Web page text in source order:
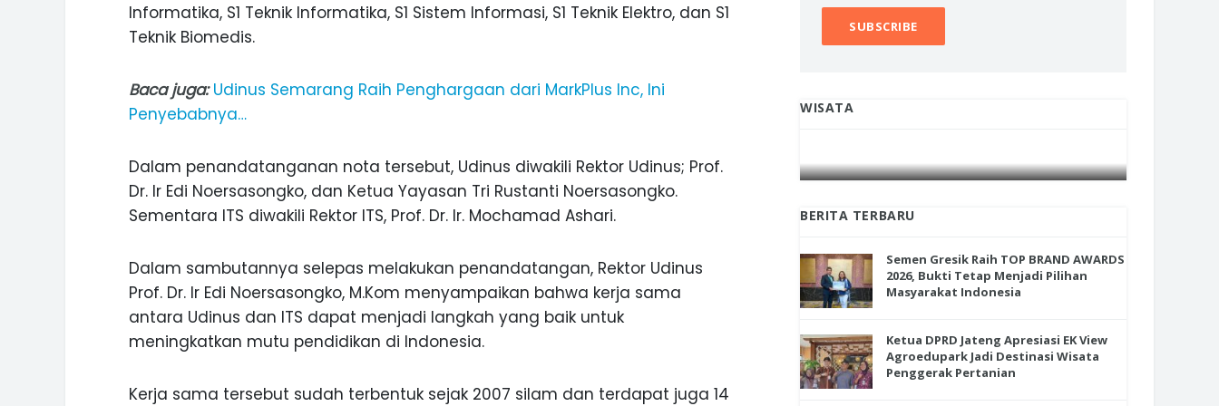
Informatika, S1 Teknik Informatika, S1 Sistem Informasi, S1 Teknik Elektro, dan S1
Teknik Biomedis.
Baca juga:Udinus Semarang Raih Penghargaan dari MarkPlus Inc, Ini
Penyebabnya…
Dalam penandatanganan nota tersebut, Udinus diwakili Rektor Udinus; Prof.
Dr. Ir Edi Noersasongko, dan Ketua Yayasan Tri Rustanti Noersasongko.
Sementara ITS diwakili Rektor ITS, Prof. Dr. Ir. Mochamad Ashari.
Dalam sambutannya selepas melakukan penandatangan, Rektor Udinus
Prof. Dr. Ir Edi Noersasongko, M.Kom menyampaikan bahwa kerja sama
antara Udinus dan ITS dapat menjadi langkah yang baik untuk
meningkatkan mutu pendidikan di Indonesia.
Kerja sama tersebut sudah terbentuk sejak 2007 silam dan terdapat juga 14
WISATA
BERITA TERBARU
Semen Gresik Raih TOP BRAND AWARDS
2026, Bukti Tetap Menjadi Pilihan
Masyarakat Indonesia
Ketua DPRD Jateng Apresiasi EK View
Agroedupark Jadi Destinasi Wisata
Penggerak Pertanian